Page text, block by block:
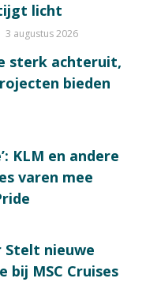
licht
3 augustus 2026
sterk achteruit,
bieden
KLM en andere
varen mee
Stelt nieuwe
bij MSC Cruises